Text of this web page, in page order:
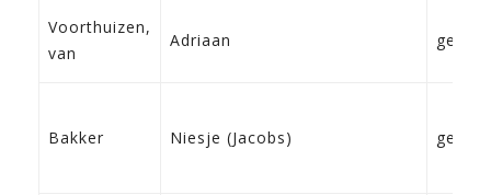
Voorthuizen,
van
Adriaan geen
Bakker Niesje (Jacobs) geen